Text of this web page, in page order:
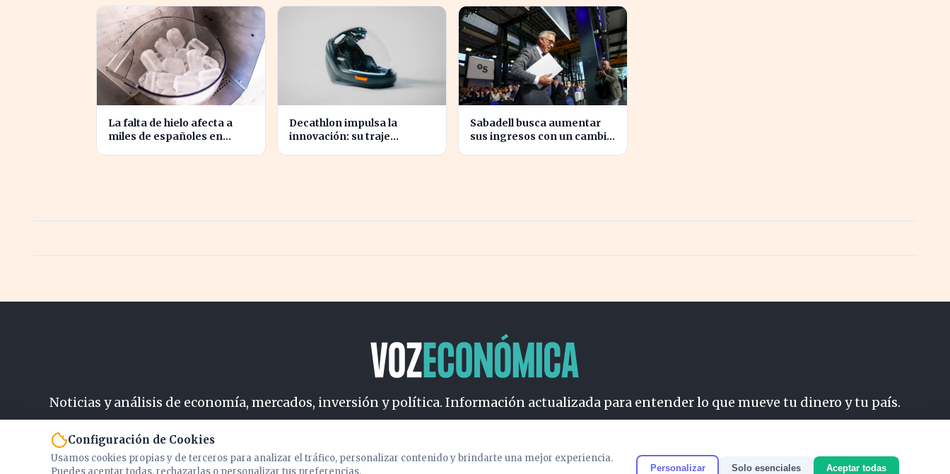
La falta de hielo afecta a
miles de españoles en
Decathlon impulsa la
innovación: su traje
Sabadell busca aumentar
sus ingresos con un cambio
Noticias y análisis de economía, mercados, inversión y política. Información actualizada para entender lo que mueve tu dinero y tu país.
Configuración de Cookies
Usamos cookies propias y de terceros para analizar el tráfico, personalizar contenido y brindarte una mejor experiencia.
Puedes aceptar todas, rechazarlas o personalizar tus preferencias.
Personalizar Solo esenciales Aceptar todas